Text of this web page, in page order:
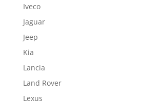
Iveco
Jaguar
Jeep
Kia
Lancia
Land Rover
Lexus